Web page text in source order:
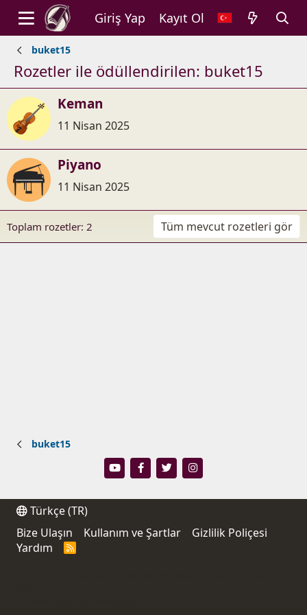
Giriş Yap Kayıt Ol
buket15
Rozetler ile ödüllendirilen: buket15
Keman
11 Nisan 2025
Piyano
11 Nisan 2025
Toplam rozetler: 2 Tüm mevcut rozetleri gör
buket15
Türkçe (TR)
Bize Ulaşın
Kullanım ve Şartlar
Gizlilik Poliçesi
Yardım
R